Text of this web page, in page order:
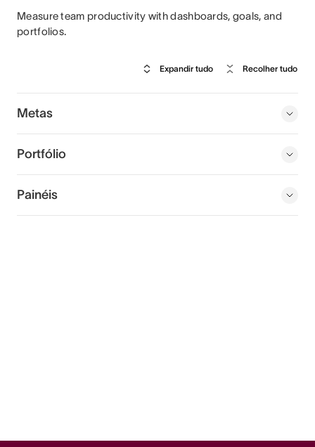
Measure team productivity with dashboards, goals, and
portfolios.
Expandir tudo Recolher tudo
Metas
Portfólio
Painéis